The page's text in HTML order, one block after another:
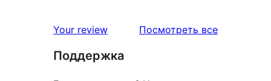
Your review Посмотреть всеотзывы
Поддержка